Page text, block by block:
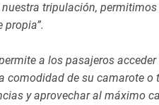
tripulación,
propia”.
permite a los pasajeros
comodidad de su camarote
y aprovechar al máximo